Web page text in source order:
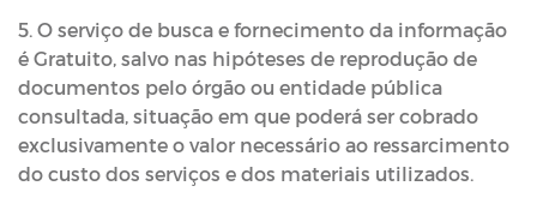
5. O serviço de busca e fornecimento da informação
é Gratuito, salvo nas hipóteses de reprodução de
documentos pelo órgão ou entidade pública
consultada, situação em que poderá ser cobrado
exclusivamente o valor necessário ao ressarcimento
do custo dos serviços e dos materiais utilizados.